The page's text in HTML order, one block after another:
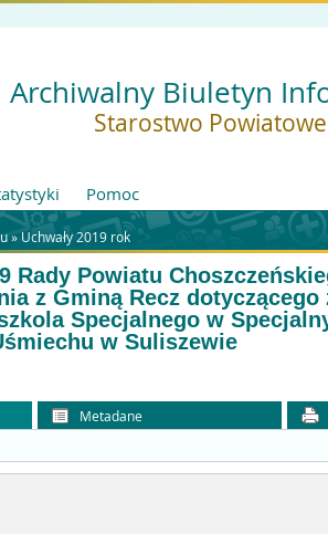
Archiwalny Biuletyn
Starostwo
Pomoc
» Uchwały 2019 rok
Rady Powiatu
z Gminą Recz
Specjalnego w
w Suliszewie
Metadane